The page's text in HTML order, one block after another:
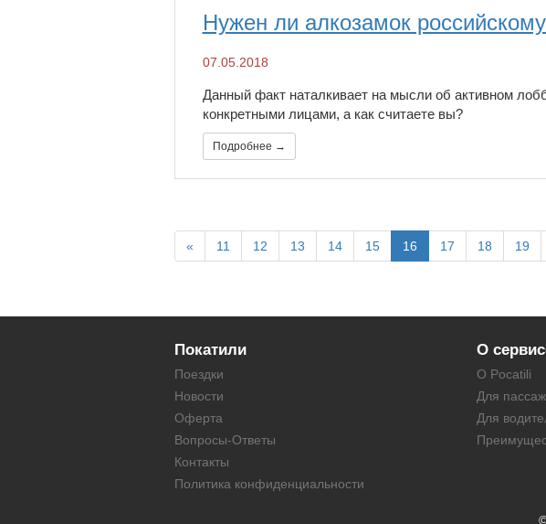
​Нужен ли алкозамок
07.05.2018
Данный факт наталкивает на мысли об активном
конкретными лицами, а как считаете вы?
Подробнее →
« 11 12 13 14 15 16 17 18 19
Покатили
Поездки
Новости
Оферта
Вопросы-Ответы
Контакты
Политика конфиденциальности
О
О Pocatili
Для
Для